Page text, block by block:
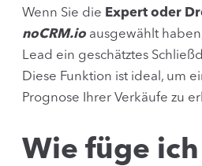
Wenn Sie die Expert oder
noCRM.io ausgewählt
Lead ein geschätztes
Diese Funktion ist ideal, um
Prognose Ihrer Verkäufe zu
Wie füge